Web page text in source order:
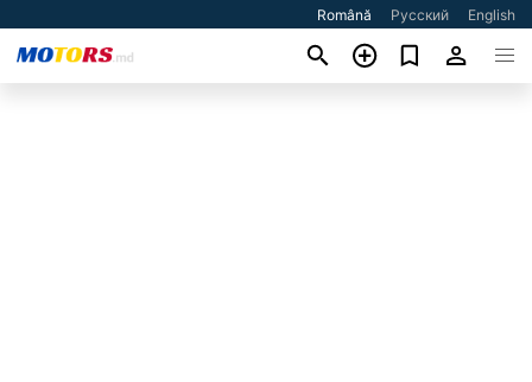
Română Русский English